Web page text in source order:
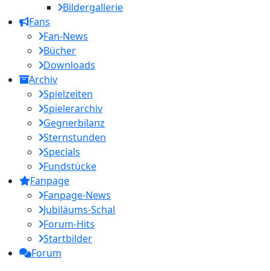
Bildergallerie
Fans
Fan-News
Bücher
Downloads
Archiv
Spielzeiten
Spielerarchiv
Gegnerbilanz
Sternstunden
Specials
Fundstücke
Fanpage
Fanpage-News
Jubiläums-Schal
Forum-Hits
Startbilder
Forum